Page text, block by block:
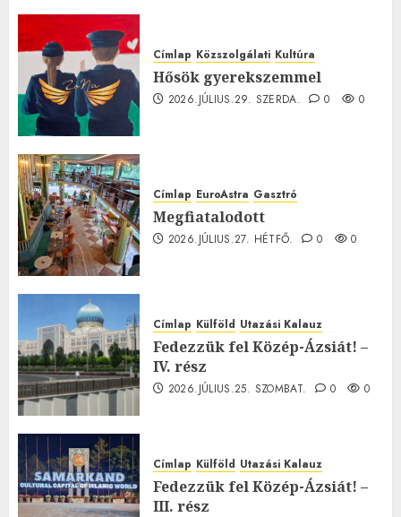
Címlap Közszolgálati Kultúra
Hősök gyerekszemmel
2026.JÚLIUS.29. SZERDA. 0 0
Címlap EuroAstra Gasztró
Megfiatalodott
2026.JÚLIUS.27. HÉTFŐ. 0 0
Címlap Külföld Utazási Kalauz
Fedezzük fel Közép-Ázsiát! –
IV. rész
2026.JÚLIUS.25. SZOMBAT. 0 0
Címlap Külföld Utazási Kalauz
Fedezzük fel Közép-Ázsiát! –
III. rész